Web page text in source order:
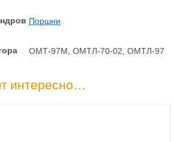
Поршни
ОМТ-97М, ОМТЛ-70-02, ОМТЛ-97
интересно…